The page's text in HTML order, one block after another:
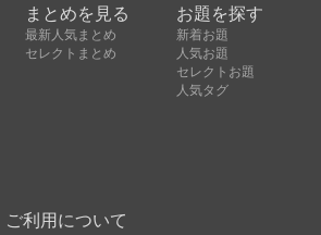
まとめを見る
最新人気まとめ
セレクトまとめ
お題を探す
新着お題
人気お題
セレクトお題
人気タグ
ご利用について